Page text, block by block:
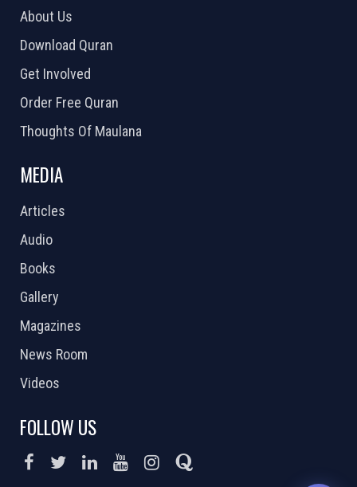
About Us
Download Quran
Get Involved
Order Free Quran
Thoughts Of Maulana
MEDIA
Articles
Audio
Books
Gallery
Magazines
News Room
Videos
FOLLOW US